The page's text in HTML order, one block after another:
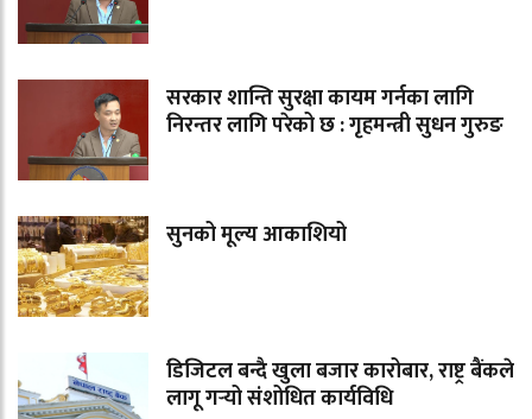
सरकार शान्ति सुरक्षा कायम गर्नका लागि
निरन्तर लागि परेको छ : गृहमन्त्री सुधन गुरुङ
सुनको मूल्य आकाशियो
डिजिटल बन्दै खुला बजार कारोबार, राष्ट्र बैंकले
लागू गर्‍यो संशोधित कार्यविधि